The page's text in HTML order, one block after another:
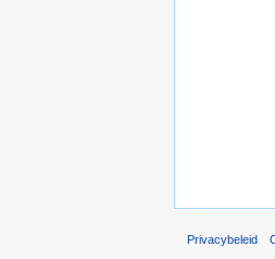
Privacybeleid